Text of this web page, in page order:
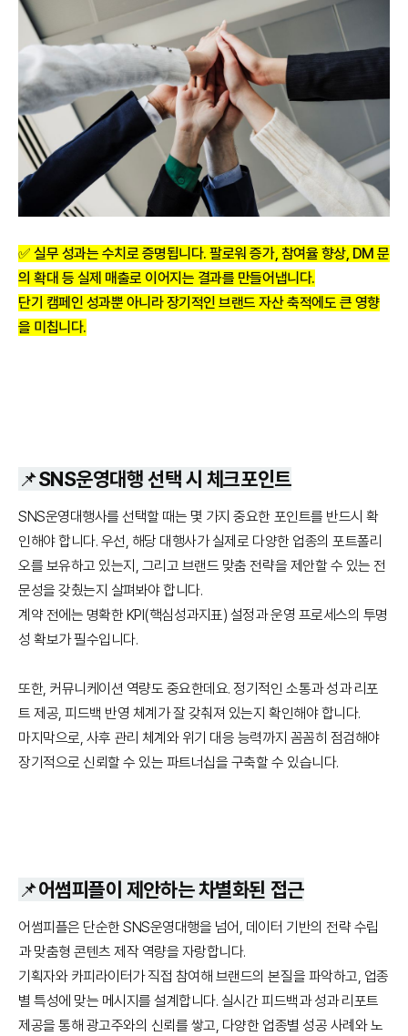
✅ 실무 성과는 수치로 증명됩니다. 팔로워 증가, 참여율 향상, DM 문
의 확대 등 실제 매출로 이어지는 결과를 만들어냅니다.
단기 캠페인 성과뿐 아니라 장기적인 브랜드 자산 축적에도 큰 영향
을 미칩니다.
📌SNS운영대행 선택 시 체크포인트
SNS운영대행사를 선택할 때는 몇 가지 중요한 포인트를 반드시 확
인해야 합니다. 우선, 해당 대행사가 실제로 다양한 업종의 포트폴리
오를 보유하고 있는지, 그리고 브랜드 맞춤 전략을 제안할 수 있는 전
문성을 갖췄는지 살펴봐야 합니다.
계약 전에는 명확한 KPI(핵심성과지표) 설정과 운영 프로세스의 투명
성 확보가 필수입니다.
또한, 커뮤니케이션 역량도 중요한데요. 정기적인 소통과 성과 리포
트 제공, 피드백 반영 체계가 잘 갖춰져 있는지 확인해야 합니다.
마지막으로, 사후 관리 체계와 위기 대응 능력까지 꼼꼼히 점검해야
장기적으로 신뢰할 수 있는 파트너십을 구축할 수 있습니다.
📌어썸피플이 제안하는 차별화된 접근
어썸피플은 단순한 SNS운영대행을 넘어, 데이터 기반의 전략 수립
과 맞춤형 콘텐츠 제작 역량을 자랑합니다.
기획자와 카피라이터가 직접 참여해 브랜드의 본질을 파악하고, 업종
별 특성에 맞는 메시지를 설계합니다. 실시간 피드백과 성과 리포트
제공을 통해 광고주와의 신뢰를 쌓고, 다양한 업종별 성공 사례와 노